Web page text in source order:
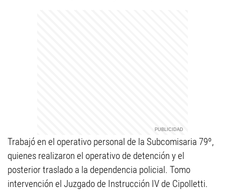
Trabajó en el operativo personal de la Subcomisaria 79º,
quienes realizaron el operativo de detención y el
posterior traslado a la dependencia policial. Tomo
intervención el Juzgado de Instrucción IV de Cipolletti.